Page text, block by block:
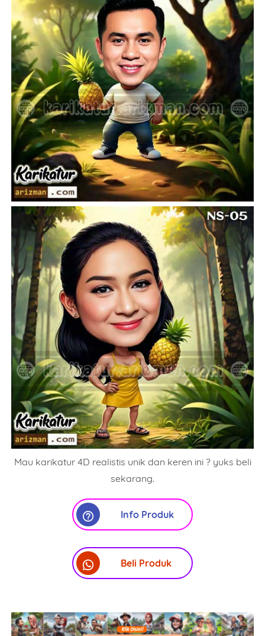
Mau karikatur 4D realistis unik dan keren ini ? yuks beli
sekarang.
Info Produk
Beli Produk